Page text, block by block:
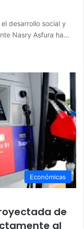
desarrollo social y
Nasry Asfura ha…
Económicas
de
al